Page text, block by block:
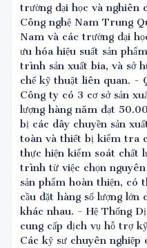
trường đại học và nghiên
Công nghệ Nam Trung
Nam và các trường đại
ưu hóa hiệu suất sản
trình sản xuất bia, và sở
chế kỹ thuật liên quan. -
Công ty có 3 cơ sở sản
lượng hàng năm đạt
bị các dây chuyền sản
toàn và thiết bị kiểm tra
thực hiện kiểm soát chất
trình từ việc chọn nguyên
sản phẩm hoàn thiện, có
cầu đặt hàng số lượng lớn
khác nhau. - Hệ Thống
cung cấp dịch vụ hỗ trợ
Các kỹ sư chuyên